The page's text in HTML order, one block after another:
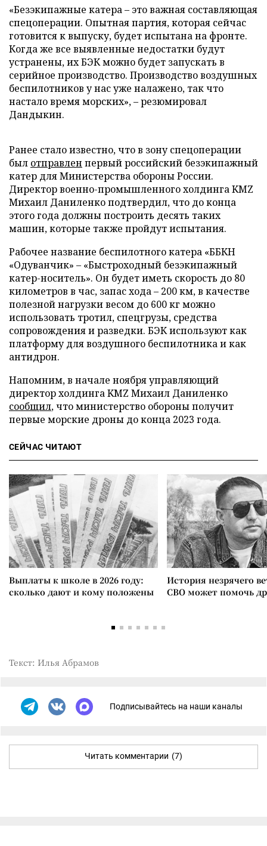
«Безэкипажные катера – это важная составляющая
спецоперации. Опытная партия, которая сейчас
готовится к выпуску, будет испытана на фронте.
Когда же все выявленные недостатки будут
устранены, их БЭК можно будет запускать в
серийное производство. Производство воздушных
беспилотников у нас уже налажено, так что
настало время морских», – резюмировал
Дандыкин.
Ранее стало известно, что в зону спецоперации
был отправлен первый российский безэкипажный
катер для Министерства обороны России.
Директор военно-промышленного холдинга KMZ
Михаил Даниленко подтвердил, что до конца
этого года должны построить десять таких
машин, которые также пройдут испытания.
Рабочее название беспилотного катера «ББКН
«Одуванчик» – «Быстроходный безэкипажный
катер-носитель». Он будет иметь скорость до 80
километров в час, запас хода – 200 км, в качестве
полезной нагрузки весом до 600 кг можно
использовать тротил, спецгрузы, средства
сопровождения и разведки. БЭК используют как
платформу для воздушного беспилотника и как
антидрон.
Напомним, в начале ноября управляющий
директор холдинга KMZ Михаил Даниленко
сообщил, что министерство обороны получит
первые морские дроны до конца 2023 года.
СЕЙЧАС ЧИТАЮТ
Выплаты к школе в 2026 году:
сколько дают и кому положены
История незрячего
СВО может помочь
Текст: Илья Абрамов
Подписывайтесь на наши каналы
Читать комментарии (7)